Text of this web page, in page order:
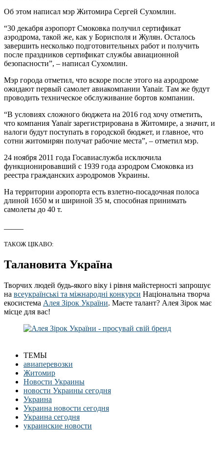
Об этом написал мэр Житомира Сергей Сухомлин.
“30 декабря аэропорт Смоковка получил сертификат
аэродрома, такой же, как у Борисполя и Жулян. Осталось
завершить несколько подготовительных работ и получить
после праздников сертификат службы авиационной
безопасности”, – написал Сухомлин.
Мэр города отметил, что вскоре после этого на аэродроме
ожидают первый самолет авиакомпании Yanair. Там же будут
проводить техническое обслуживание бортов компании.
“В условиях сложного бюджета на 2016 год хочу отметить,
что компания Yanair зарегистрирована в Житомире, а значит, и
налоги будут поступать в городской бюджет, и главное, что
сотни житомирян получат рабочие места”, – отметил мэр.
24 ноября 2011 года Госавиаслужба исключила
функционировавший с 1939 года аэродром Смоковка из
реестра гражданских аэродромов Украины.
На территории аэропорта есть взлетно-посадочная полоса
длиной 1650 м и шириной 35 м, способная принимать
самолеты до 40 т.
ТАКОЖ ЦІКАВО:
Талановита Україна
Творчих людей будь-якого віку і рівня майстерності запрошує
на всеукраїнські та міжнародні конкурси Національна творча
екосистема Алея Зірок України. Маєте талант? Алея Зірок має
місце для вас!
ТЕМЫ
авиаперевозки
Житомир
Новости Украины
новости Украины сегодня
Украина
Украина новости сегодня
Украина сегодня
украинские новости